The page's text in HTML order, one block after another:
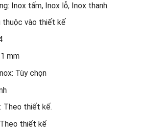
Inox tấm, Inox lỗ, Inox thanh.
thuộc vào thiết kế
mm
Tùy chọn
Theo thiết kế.
thiết kế